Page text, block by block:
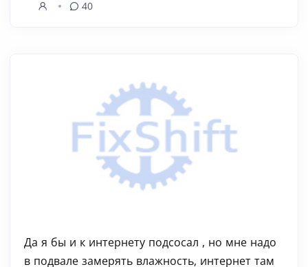
40
Да я бы и к интернету подсосал , но мне надо
в подвале замерять влажность, интернет там